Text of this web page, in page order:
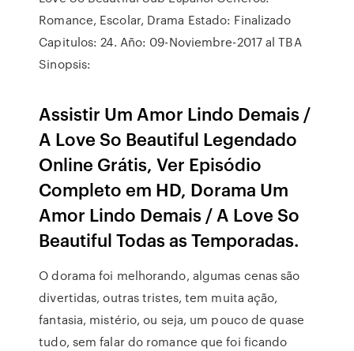
Romance, Escolar, Drama Estado: Finalizado
Capitulos: 24. Año: 09-Noviembre-2017 al TBA
Sinopsis:
Assistir Um Amor Lindo Demais /
A Love So Beautiful Legendado
Online Grátis, Ver Episódio
Completo em HD, Dorama Um
Amor Lindo Demais / A Love So
Beautiful Todas as Temporadas.
O dorama foi melhorando, algumas cenas são
divertidas, outras tristes, tem muita ação,
fantasia, mistério, ou seja, um pouco de quase
tudo, sem falar do romance que foi ficando